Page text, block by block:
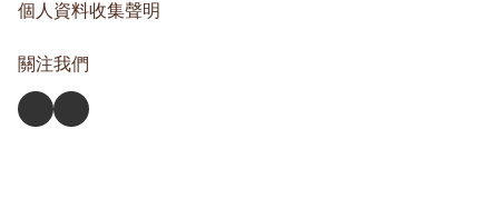
個人資料收集聲明
關注我們